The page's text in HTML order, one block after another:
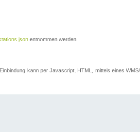
entnommen werden.
kann per Javascript, HTML, mittels eines